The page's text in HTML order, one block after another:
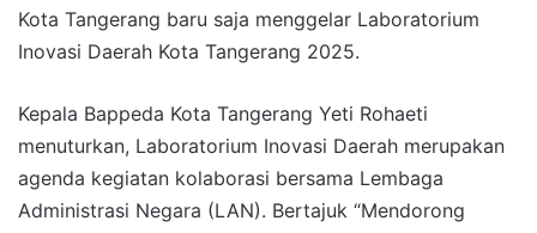
Kota Tangerang baru saja menggelar Laboratorium
Inovasi Daerah Kota Tangerang 2025.
Kepala Bappeda Kota Tangerang Yeti Rohaeti
menuturkan, Laboratorium Inovasi Daerah merupakan
agenda kegiatan kolaborasi bersama Lembaga
Administrasi Negara (LAN). Bertajuk “Mendorong